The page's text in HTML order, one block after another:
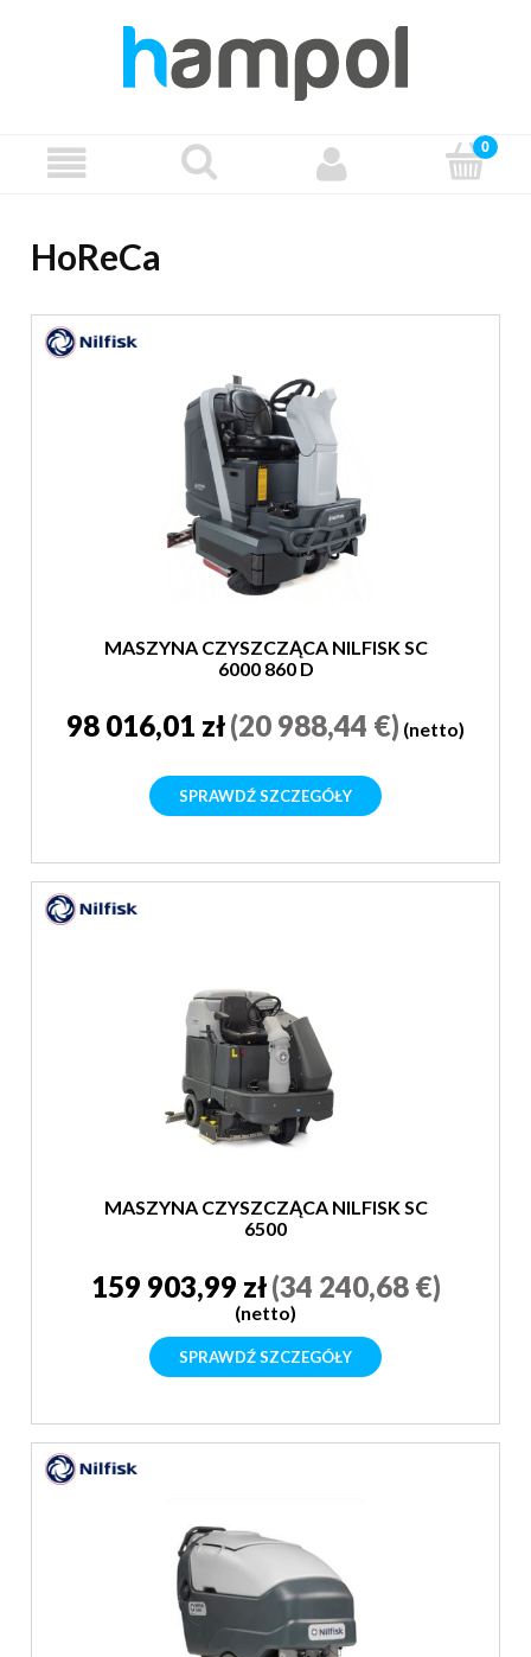
HoReCa
MASZYNA CZYSZCZĄCA NILFISK SC
6000 860 D
98 016,01 zł(20 988,44 €) (netto)
SPRAWDŹ SZCZEGÓŁY
MASZYNA CZYSZCZĄCA NILFISK SC
6500
159 903,99 zł(34 240,68 €)
(netto)
SPRAWDŹ SZCZEGÓŁY